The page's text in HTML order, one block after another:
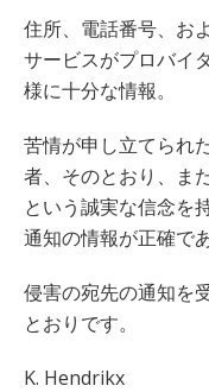
住所、電話番号、お
サービスがプロバイ
様に十分な情報。
苦情が申し立てられ
者、そのとおり、ま
という誠実な信念を
通知の情報が正確で
侵害の宛先の通知を
とおりです。
K. Hendrikx